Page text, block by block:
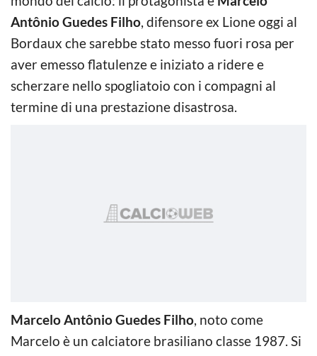
Antônio Guedes Filho, difensore ex Lione oggi al
Bordaux che sarebbe stato messo fuori rosa per
aver emesso flatulenze e iniziato a ridere e
scherzare nello spogliatoio con i compagni al
termine di una prestazione disastrosa.
Marcelo Antônio Guedes Filho, noto come
Marcelo è un calciatore brasiliano classe 1987. Si